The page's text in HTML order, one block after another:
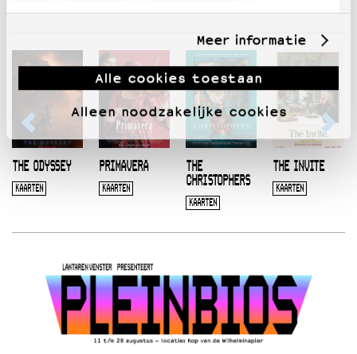
Meer informatie
Alle cookies toestaan
Alleen noodzakelijke cookies
THE ODYSSEY
KAARTEN
PRIMAVERA
KAARTEN
THE
CHRISTOPHERS
KAARTEN
THE INVITE
KAARTEN